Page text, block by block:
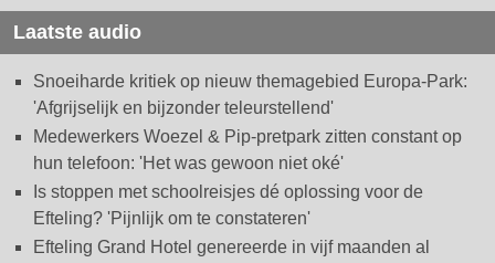
Laatste audio
Snoeiharde kritiek op nieuw themagebied Europa-Park:
'Afgrijselijk en bijzonder teleurstellend'
Medewerkers Woezel & Pip-pretpark zitten constant op
hun telefoon: 'Het was gewoon niet oké'
Is stoppen met schoolreisjes dé oplossing voor de
Efteling? 'Pijnlijk om te constateren'
Efteling Grand Hotel genereerde in vijf maanden al